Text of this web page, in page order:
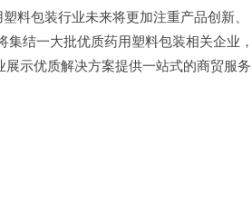
料包装行业未来将更加注重产品创新、
集结一大批优质药用塑料包装相关企业，
示优质解决方案提供一站式的商贸服务